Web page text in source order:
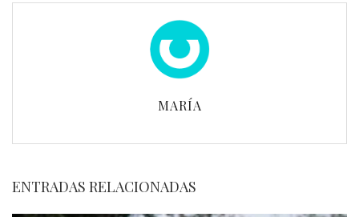
MARÍA
ENTRADAS RELACIONADAS